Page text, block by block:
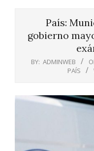
País:
gobierno
BY: ADMINWEB
PAÍS